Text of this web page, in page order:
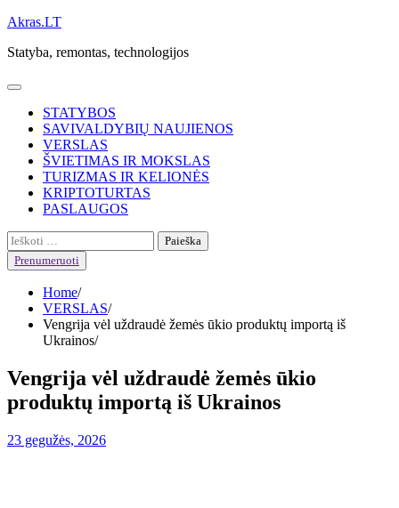
Skip
content
Akras.LT
Statyba, remontas, technologijos
STATYBOS
SAVIVALDYBIŲ NAUJIENOS
VERSLAS
ŠVIETIMAS IR MOKSLAS
TURIZMAS IR KELIONĖS
KRIPTOTURTAS
PASLAUGOS
Ieškoti:
Prenumeruoti
Home
VERSLAS
Vengrija vėl uždraudė žemės ūkio produktų importą iš
Ukrainos
Vengrija vėl uždraudė žemės ūkio
produktų importą iš Ukrainos
23 gegužės, 2026